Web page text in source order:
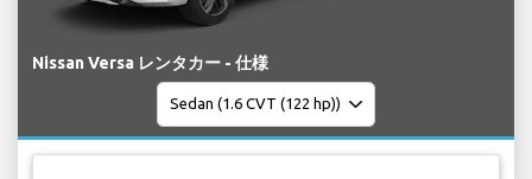
Nissan Versa レンタカー - 仕様